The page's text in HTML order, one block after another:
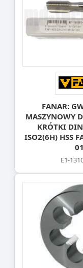
FANAR:
MASZYNOWY
KRÓTKI
ISO2(6H) HSS
E1-